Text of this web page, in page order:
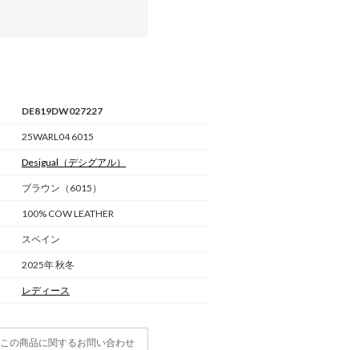
DE819DW027227
25WARL04 6015
Desigual （デシグアル）
ブラウン（6015）
100% COW LEATHER
スペイン
2025年 秋冬
レディース
この商品に関するお問い合わせ